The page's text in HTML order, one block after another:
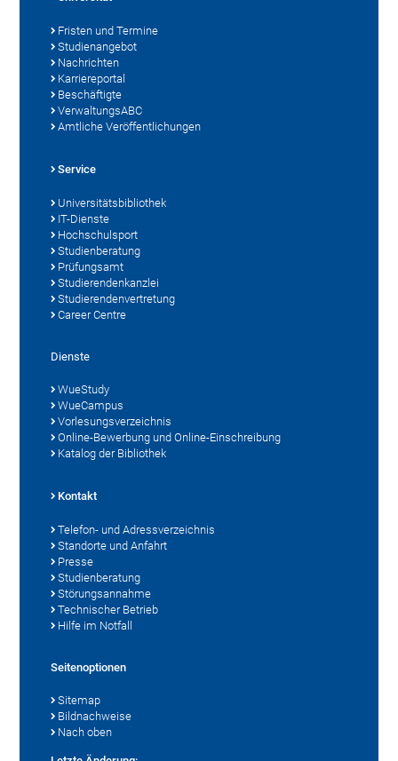
Fristen und Termine
Studienangebot
Nachrichten
Karriereportal
Beschäftigte
VerwaltungsABC
Amtliche Veröffentlichungen
Service
Universitätsbibliothek
IT-Dienste
Hochschulsport
Studienberatung
Prüfungsamt
Studierendenkanzlei
Studierendenvertretung
Career Centre
Dienste
WueStudy
WueCampus
Vorlesungsverzeichnis
Online-Bewerbung und Online-Einschreibung
Katalog der Bibliothek
Kontakt
Telefon- und Adressverzeichnis
Standorte und Anfahrt
Presse
Studienberatung
Störungsannahme
Technischer Betrieb
Hilfe im Notfall
Seitenoptionen
Sitemap
Bildnachweise
Nach oben